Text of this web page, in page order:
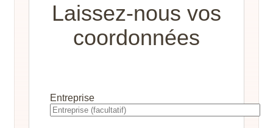
Laissez-nous vos
coordonnées
Entreprise